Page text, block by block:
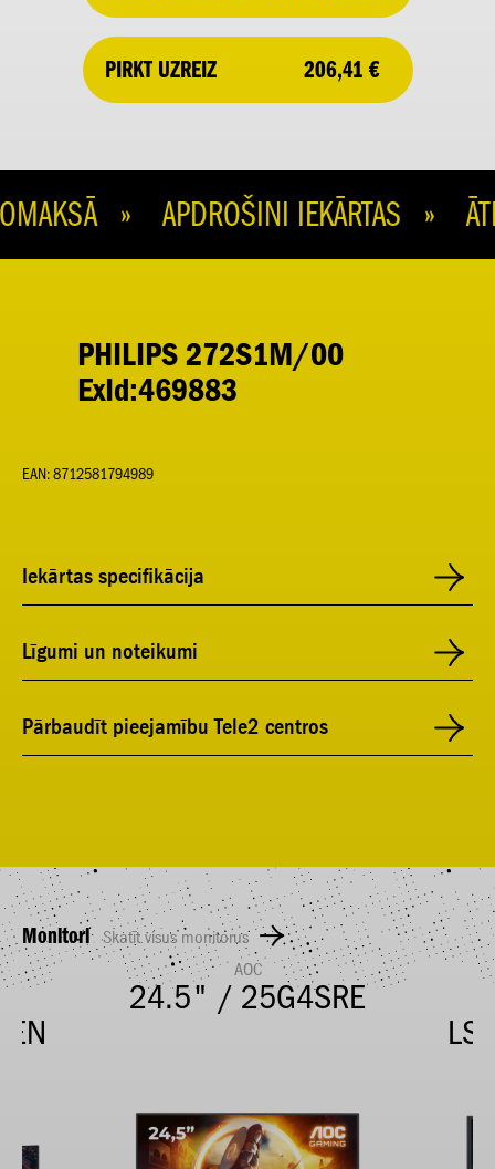
PIRKT UZREIZ 206,41 €
» APDROŠINI IEKĀRTAS »
PHILIPS 272S1M/00
ExId:469883
EAN: 8712581794989
Iekārtas specifikācija
Līgumi un noteikumi
Pārbaudīt pieejamību Tele2 centros
Monitori Skatīt visus monitorus
AOC
24.5" / 25G4SRE